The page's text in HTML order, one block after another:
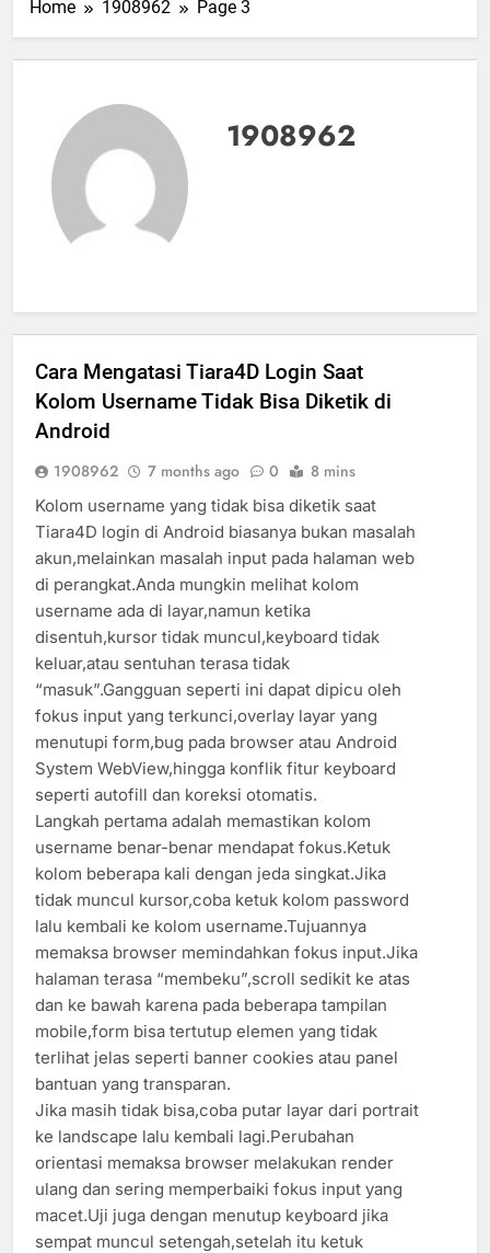
Home 1908962 Page 3
1908962
Cara Mengatasi Tiara4D Login Saat
Kolom Username Tidak Bisa Diketik di
Android
1908962 7 months ago 0 8 mins
Kolom username yang tidak bisa diketik saat
Tiara4D login di Android biasanya bukan masalah
akun,melainkan masalah input pada halaman web
di perangkat.Anda mungkin melihat kolom
username ada di layar,namun ketika
disentuh,kursor tidak muncul,keyboard tidak
keluar,atau sentuhan terasa tidak
“masuk”.Gangguan seperti ini dapat dipicu oleh
fokus input yang terkunci,overlay layar yang
menutupi form,bug pada browser atau Android
System WebView,hingga konflik fitur keyboard
seperti autofill dan koreksi otomatis.
Langkah pertama adalah memastikan kolom
username benar-benar mendapat fokus.Ketuk
kolom beberapa kali dengan jeda singkat.Jika
tidak muncul kursor,coba ketuk kolom password
lalu kembali ke kolom username.Tujuannya
memaksa browser memindahkan fokus input.Jika
halaman terasa “membeku”,scroll sedikit ke atas
dan ke bawah karena pada beberapa tampilan
mobile,form bisa tertutup elemen yang tidak
terlihat jelas seperti banner cookies atau panel
bantuan yang transparan.
Jika masih tidak bisa,coba putar layar dari portrait
ke landscape lalu kembali lagi.Perubahan
orientasi memaksa browser melakukan render
ulang dan sering memperbaiki fokus input yang
macet.Uji juga dengan menutup keyboard jika
sempat muncul setengah,setelah itu ketuk